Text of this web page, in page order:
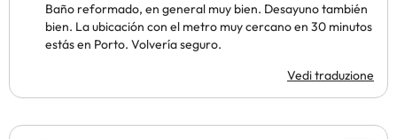
Baño reformado, en general muy bien. Desayuno también
bien. La ubicación con el metro muy cercano en 30 minutos
estás en Porto. Volvería seguro.
Vedi traduzione